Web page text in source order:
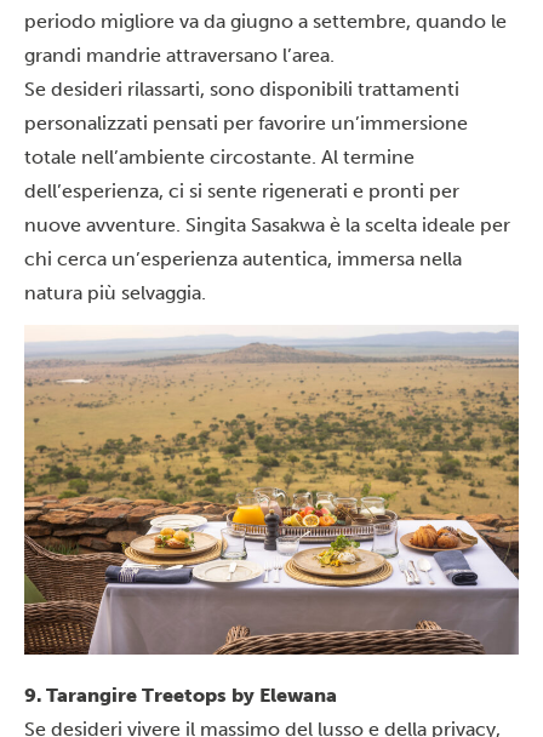
periodo migliore va da giugno a settembre, quando le
grandi mandrie attraversano l’area.
Se desideri rilassarti, sono disponibili trattamenti
personalizzati pensati per favorire un’immersione
totale nell’ambiente circostante. Al termine
dell’esperienza, ci si sente rigenerati e pronti per
nuove avventure. Singita Sasakwa è la scelta ideale per
chi cerca un’esperienza autentica, immersa nella
natura più selvaggia.
9. Tarangire Treetops by Elewana
Se desideri vivere il massimo del lusso e della privacy,